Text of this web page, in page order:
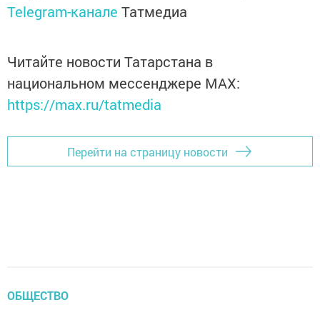
Telegram-канале Татмедиа
Читайте новости Татарстана в
национальном мессенджере MАХ:
https://max.ru/tatmedia
Перейти на страницу новости
ОБЩЕСТВО